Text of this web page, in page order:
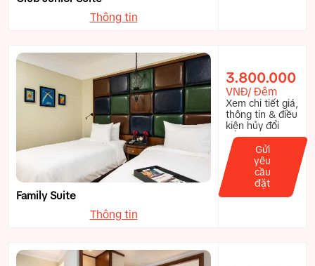
Thông tin
Family Suite
Thông tin
3.800.000
VNĐ/ Đêm
Xem chi tiết giá,
thông tin & điều
kiện hủy đổi
Gửi
yêu
cầu
đặt